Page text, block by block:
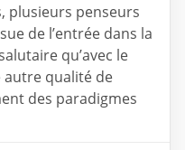
plusieurs penseurs
de l’entrée dans la
qu’avec le
autre qualité de
des paradigmes